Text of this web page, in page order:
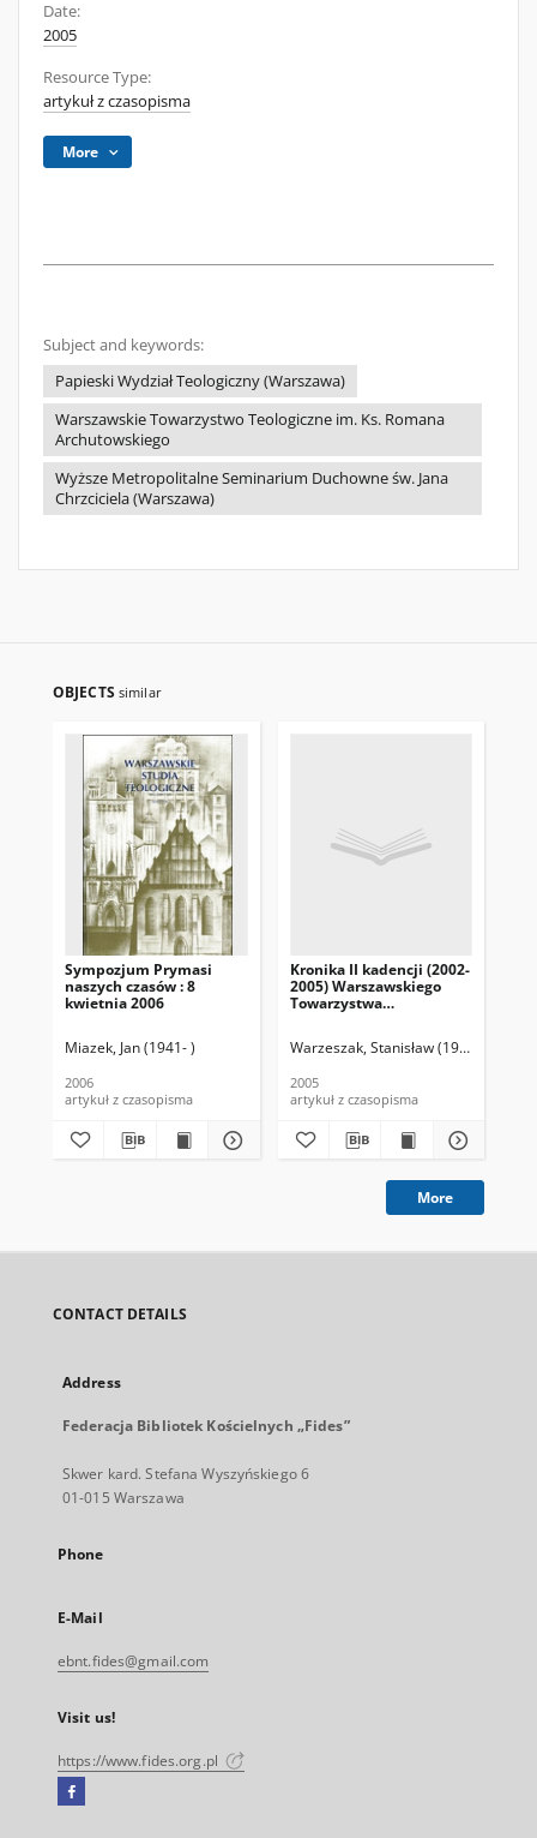
Date:
2005
Resource Type:
artykuł z czasopisma
More
Subject and keywords:
Papieski Wydział Teologiczny (Warszawa)
Warszawskie Towarzystwo Teologiczne im. Ks. Romana
Archutowskiego
Wyższe Metropolitalne Seminarium Duchowne św. Jana
Chrzciciela (Warszawa)
OBJECTS similar
Sympozjum Prymasi
naszych czasów : 8
kwietnia 2006
Miazek, Jan (1941- )
2006
artykuł z czasopisma
Kronika II kadencji (2002-
2005) Warszawskiego
Towarzystwa
Warzeszak, Stanisław (1958- )
2005
artykuł z czasopisma
More
CONTACT DETAILS
Address
Federacja Bibliotek Kościelnych „Fides”
Skwer kard. Stefana Wyszyńskiego 6
01-015 Warszawa
Phone
E-Mail
ebnt.fides@gmail.com
Visit us!
https://www.fides.org.pl
Facebook